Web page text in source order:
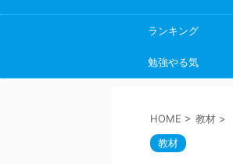
ランキング
勉強やる気
HOME > 教材 >
教材